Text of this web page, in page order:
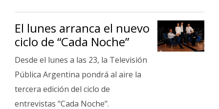
El lunes arranca el nuevo
ciclo de “Cada Noche”
Desde el lunes a las 23, la Televisión
Pública Argentina pondrá al aire la
tercera edición del ciclo de
entrevistas "Cada Noche".